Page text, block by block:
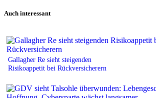
Auch interessant
Gallagher Re sieht steigenden
Risikoappetit bei Rückversicherern